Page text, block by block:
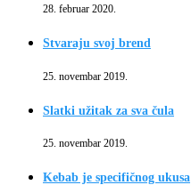
28. februar 2020.
Stvaraju svoj brend
25. novembar 2019.
Slatki užitak za sva čula
25. novembar 2019.
Kebab je specifičnog ukusa